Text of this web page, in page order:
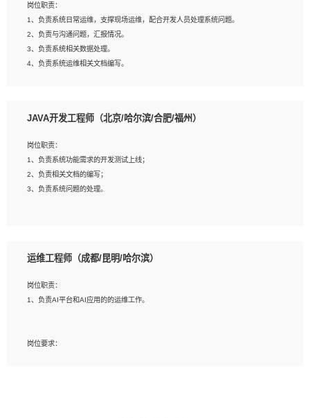
征，可独立提出完整的优化方案,并推动方案执行达成结果；熟练使用PPT、
WORD、EXCEL等办公软件；
3、深入理解公司各项AI产品和技术信息；具有较强的文档编写能力，能独立撰写
PPT、方案建议书等，面试时需携带个人制作的专业PPT文件进行展示。
岗位职责：
1、负责系统日常运维，支撑现场运维，配合开发人员处理系统问题。
2、负责与沟通问题，汇报情况。
3、负责系统相关数据处理。
4、负责系统运维相关文档编写。
岗位要求：
2、精通linux命令。
3、熟悉oracle、mysql 数据库。
4、善于沟通，具有良好的团队合作精神和协作能力。
5、必须有实际的生产环境系统维护经验。
JAVA开发工程师（北京/哈尔滨/合肥/福州）
岗位职责：
1、负责系统功能需求的开发测试上线；
2、负责相关文档的编写；
3、负责系统问题的处理。
2、熟悉linux命令；
4、熟练使用oracle、mysql进行开发；
5、熟悉流程开发如使用activiti；
运维工程师（成都/昆明/哈尔滨）
岗位职责：
1、负责AI平台和AI应用的的运维工作。
岗位要求：